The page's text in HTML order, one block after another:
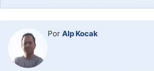
Por Alp Kocak